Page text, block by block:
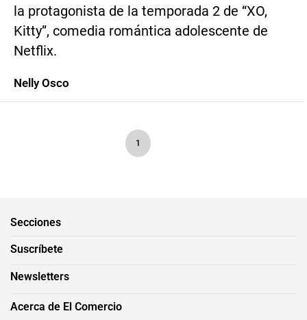
la protagonista de la temporada 2 de “XO,
Kitty”, comedia romántica adolescente de
Netflix.
Nelly Osco
1
Secciones
Suscríbete
Newsletters
Acerca de El Comercio